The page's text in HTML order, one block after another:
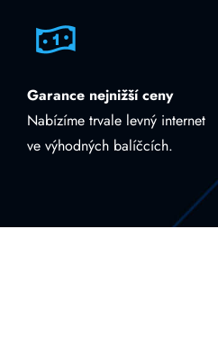
Garance nejnižší ceny
Nabízíme trvale levný internet
ve výhodných balíčcích.